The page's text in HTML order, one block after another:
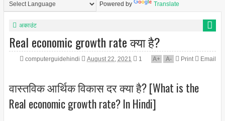
Powered by Translate
अकाउंट
Real economic growth rate क्या है?
computerguidehindi August 22, 2021 1 A+ A- Print Email
वास्तविक आर्थिक विकास दर क्या है? [What is the
Real economic growth rate? In Hindi]